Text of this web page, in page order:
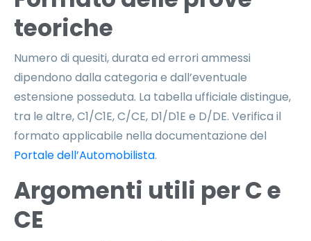
teoriche
Numero di quesiti, durata ed errori ammessi
dipendono dalla categoria e dall’eventuale
estensione posseduta. La tabella ufficiale distingue,
tra le altre, C1/C1E, C/CE, D1/D1E e D/DE. Verifica il
formato applicabile nella documentazione del
Portale dell’Automobilista.
Argomenti utili per C e
CE